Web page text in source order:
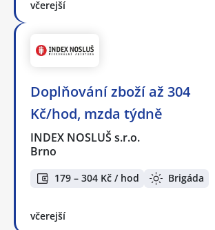
včerejší
Doplňování zboží až 304
Kč/hod, mzda týdně
INDEX NOSLUŠ s.r.o.
Brno
179 – 304 Kč / hod Brigáda
včerejší